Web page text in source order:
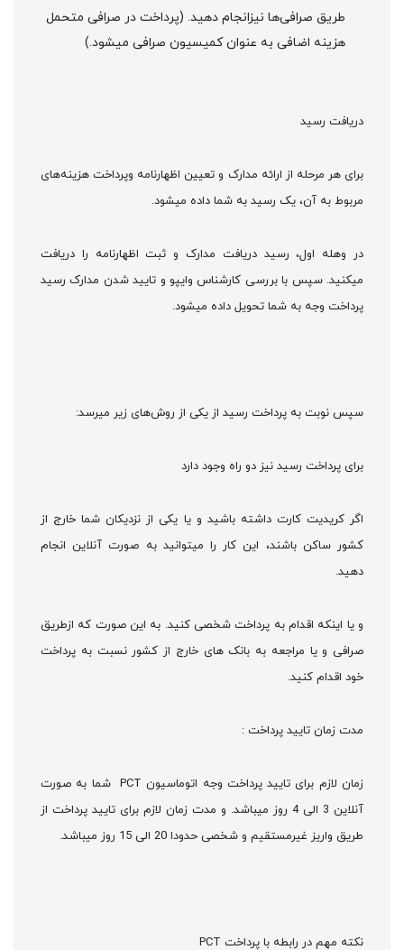
طریق صرافی‌ها نیزانجام دهید. (پرداخت در صرافی متحمل
هزینه اضافی به عنوان کمیسیون صرافی میشود.)
دریافت رسید
برای هر مرحله از ارائه مدارک و تعیین اظهارنامه وپرداخت هزینه‌های
مربوط به آن، یک رسید به شما داده میشود.
در وهله اول، رسید دریافت مدارک و ثبت اظهارنامه را دریافت
میکنید. سپس با بررسی کارشناس وایپو و تایید شدن مدارک رسید
پرداخت وجه به شما تحویل داده میشود.
سپس نوبت به پرداخت رسید از یکی از روش‌های زیر میرسد:
برای پرداخت رسید نیز دو راه وجود دارد
اگر کریدیت کارت داشته باشید و یا یکی از نزدیکان شما خارج از
کشور ساکن باشند، این کار را میتوانید به صورت آنلاین انجام
دهید.
و یا اینکه اقدام به پرداخت شخصی کنید. به این صورت که ازطریق
صرافی و یا مراجعه به بانک های خارج از کشور نسبت به پرداخت
خود اقدام کنید.
مدت زمان تایید پرداخت :
زمان لازم برای تایید پرداخت وجه اتوماسیون PCT شما به صورت
آنلاین 3 الی 4 روز میباشد. و مدت زمان لازم برای تایید پرداخت از
طریق واریز غیرمستقیم و شخصی حدودا 20 الی 15 روز میباشد.
نکته مهم در رابطه با پرداخت PCT